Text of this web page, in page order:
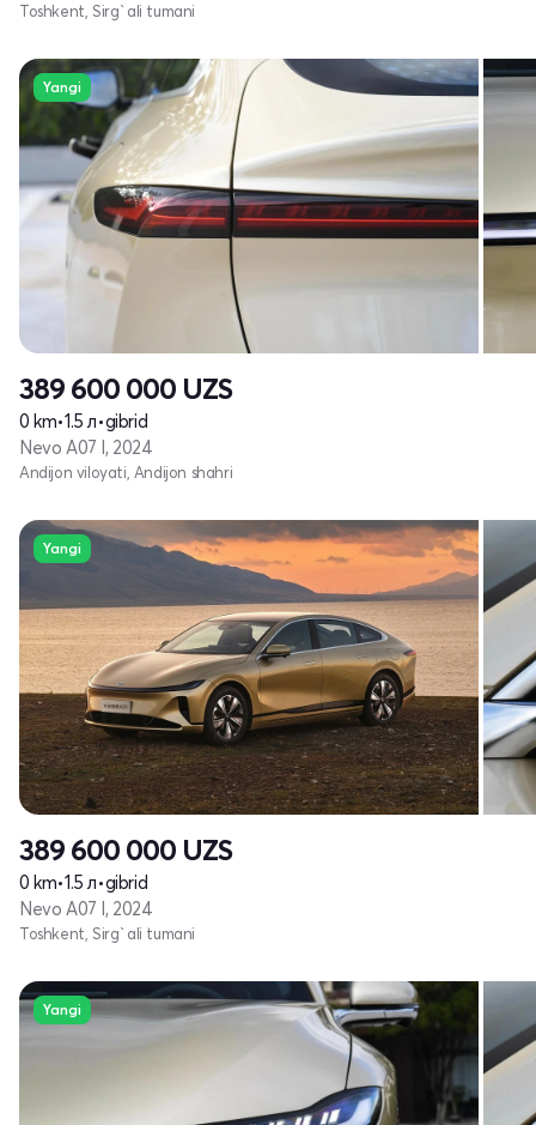
Toshkent, Sirg`ali tumani
Yangi
389 600 000 UZS
0 km•1.5 л•gibrid
Nevo A07 I, 2024
Andijon viloyati, Andijon shahri
Yangi
389 600 000 UZS
0 km•1.5 л•gibrid
Nevo A07 I, 2024
Toshkent, Sirg`ali tumani
Yangi